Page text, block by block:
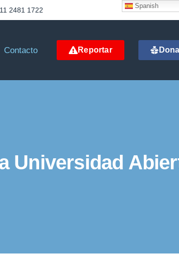
2481 1722
Contacto Reportar
Universidad
Spanish